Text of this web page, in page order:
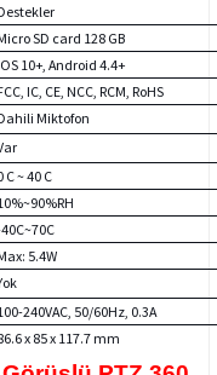
SD card 128 GB
10+, Android 4.4+
IC, CE, NCC, RCM, RoHS
Miktofon
C ~ 40 C
5.4W
240VAC, 50/60Hz, 0.3A
x 85 x 117.7 mm